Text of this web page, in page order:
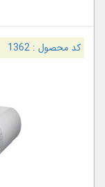
کد محصول :1362